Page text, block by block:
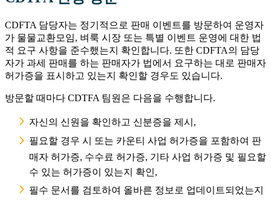
CDFTA 담당자는 정기적으로 판매 이벤트를 방문하여 운영자
가 물물교환모임, 벼룩 시장 또는 특별 이벤트 운영에 대한 법
적 요구 사항을 준수했는지 확인합니다. 또한 CDFTA의 담당
자가 과세 판매를 하는 판매자가 법에서 요구하는 대로 판매자
허가증을 표시하고 있는지 확인할 경우도 있습니다.
방문할 때마다 CDTFA 팀원은 다음을 수행합니다.
자신의 신원을 확인하고 신분증을 제시,
필요할 경우 시 또는 카운티 사업 허가증을 포함하여 판
매자 허가증, 수수료 허가증, 기타 사업 허가증 및 필요할
수 있는 허가증이 있는지 확인,
필수 문서를 검토하여 올바른 정보로 업데이트되었는지